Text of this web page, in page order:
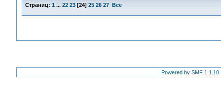
Страниц: 1 ... 22 23[24] 25 26 27 Все
Powered by SMF 1.1.10